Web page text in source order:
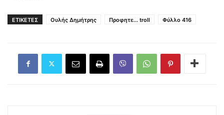
ΕΤΙΚΕΤΕΣ Ουλής Δημήτρης Προφητε... troll Φύλλο 416